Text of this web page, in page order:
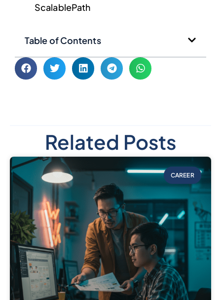
ScalablePath
Table of Contents
Related Posts
CAREER